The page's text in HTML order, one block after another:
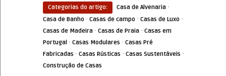
Categorias do artigo:
Casa de Alvenaria ·
Casa de Banho · Casas de campo · Casas de Luxo ·
Casas de Madeira · Casas de Praia · Casas em
Portugal · Casas Modulares · Casas Pré
Fabricadas · Casas Rústicas · Casas Sustentáveis ·
Construção de Casas